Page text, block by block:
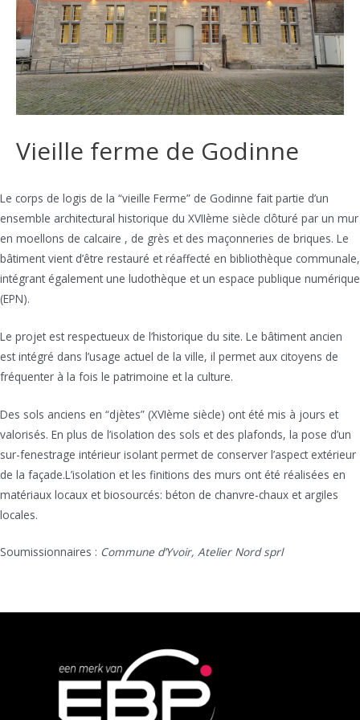
Vieille ferme de Godinne
Le corps de logis de la “vieille Ferme” de Godinne fait partie d’un
ensemble architectural historique du XVIIème siècle clôturé par un mur
en moellons de calcaire , de grès et des maçonneries de briques. Le
bâtiment vient d’être restauré et réaffecté en bibliothèque communale,
intégrant également une ludothèque et un espace publique numérique
(EPN).
Le projet est respectueux de l’historique du site. Le bâtiment ancien
est intégré dans l’usage actuel de la ville, il permet aux citoyens de
fréquenter à la fois le patrimoine et la culture.
Des sols anciens en “djètes” (XVIème siècle) ont été mis à jours et
valorisés. En plus de l’isolation des sols et des plafonds, la pose d’un
sur-fenestrage intérieur isolant permet de conserver l’aspect extérieur
de la façade.L’isolation et les finitions des murs ont été réalisées en
matériaux locaux et biosourcés: béton de chanvre-chaux et argiles
locales.
Soumissionnaires : Commune d’Yvoir, Atelier Nord sprl